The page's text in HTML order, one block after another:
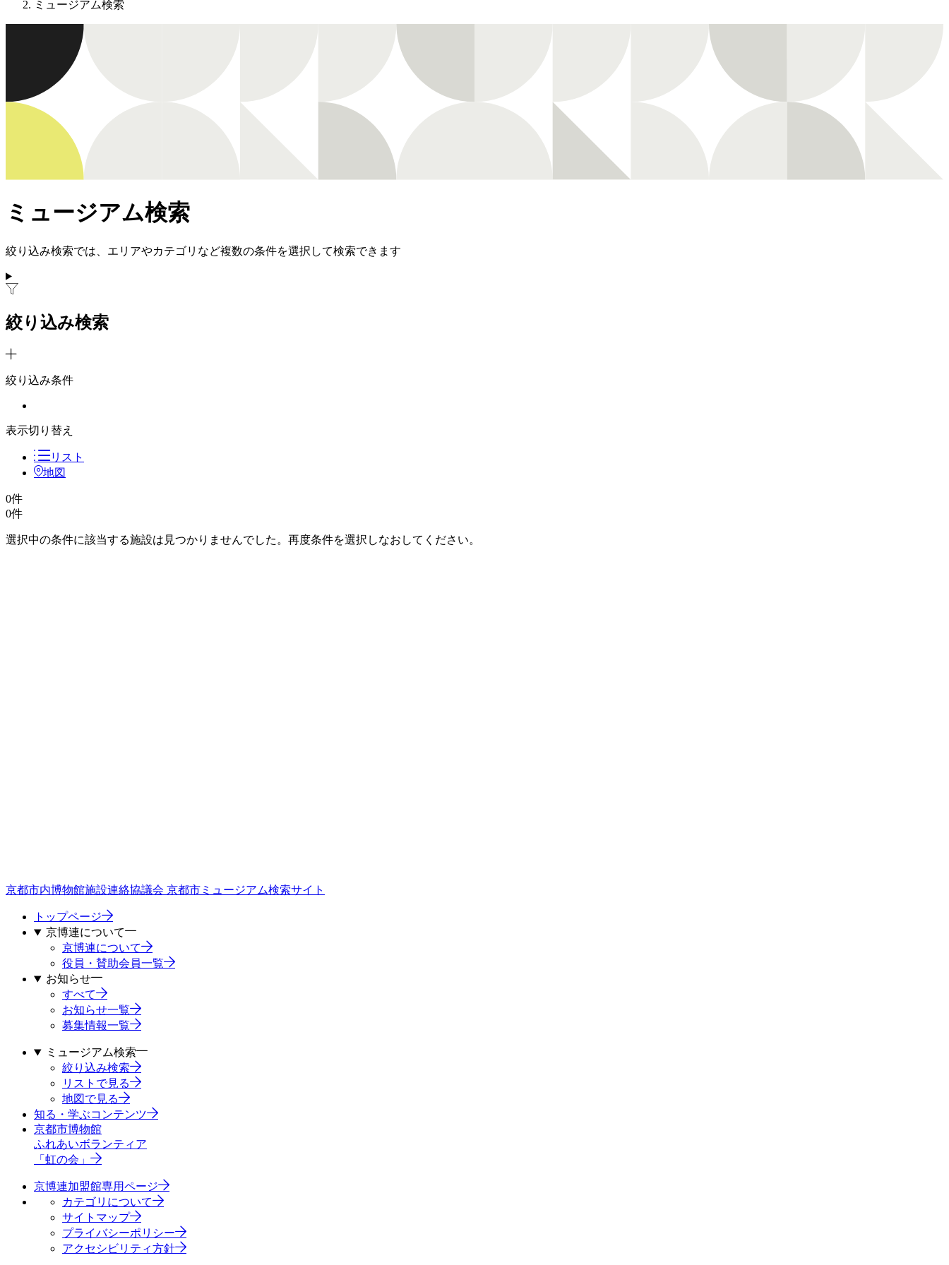
ミュージアム検索
ミュージアム検索
絞り込み検索では、エリアやカテゴリなど複数の条件を選択して検索できます
絞り込み検索
絞り込み条件
表示切り替え
リスト
地図
0件
0件
選択中の条件に該当する施設は見つかりませんでした。再度条件を選択しなおしてください。
京都市内博物館施設連絡協議会 京都市ミュージアム検索サイト
トップページ
京博連について
京博連について
役員・賛助会員一覧
お知らせ
すべて
お知らせ一覧
募集情報一覧
ミュージアム検索
絞り込み検索
リストで見る
地図で見る
知る・学ぶコンテンツ
京都市博物館
ふれあいボランティア
「虹の会」
京博連加盟館専用ページ
カテゴリについて
サイトマップ
プライバシーポリシー
アクセシビリティ方針